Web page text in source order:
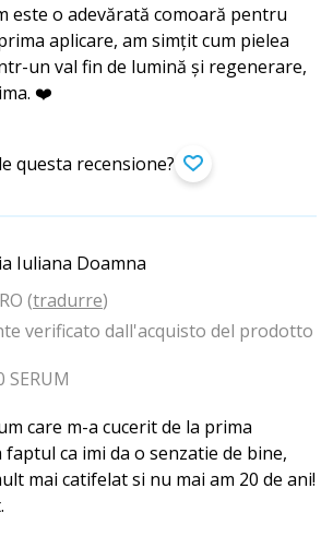
este o adevărată comoară pentru
aplicare, am simțit cum pielea
un val fin de lumină și regenerare,
❤️
questa recensione?
Iuliana Doamna
RO (tradurre)
verificato dall'acquisto del prodotto
SERUM
care m-a cucerit de la prima
ca imi da o senzatie de bine,
mai catifelat si nu mai am 20 de ani!